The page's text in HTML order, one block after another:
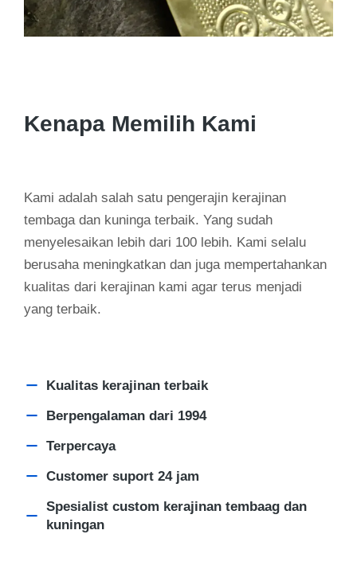
Kenapa Memilih Kami
Kami adalah salah satu pengerajin kerajinan
tembaga dan kuninga terbaik. Yang sudah
menyelesaikan lebih dari 100 lebih. Kami selalu
berusaha meningkatkan dan juga mempertahankan
kualitas dari kerajinan kami agar terus menjadi
yang terbaik.
Kualitas kerajinan terbaik
Berpengalaman dari 1994
Terpercaya
Customer suport 24 jam
Spesialist custom kerajinan tembaag dan
kuningan